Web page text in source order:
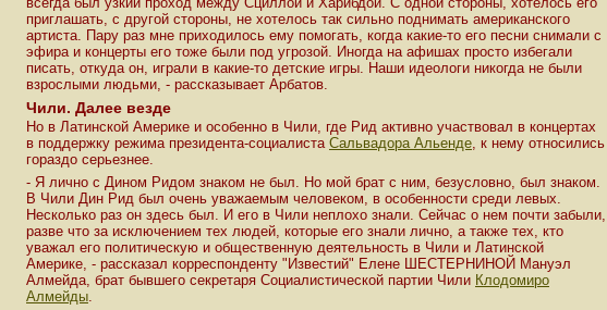
приглашать, с другой стороны, не хотелось так сильно поднимать американского
артиста. Пару раз мне приходилось ему помогать, когда какие-то его песни снимали с
эфира и концерты его тоже были под угрозой. Иногда на афишах просто избегали
писать, откуда он, играли в какие-то детские игры. Наши идеологи никогда не были
взрослыми людьми, - рассказывает Арбатов.
Чили. Далее везде
Но в Латинской Америке и особенно в Чили, где Рид активно участвовал в концертах
в поддержку режима президента-социалиста Сальвадора Альенде, к нему относились
гораздо серьезнее.
- Я лично с Дином Ридом знаком не был. Но мой брат с ним, безусловно, был знаком.
В Чили Дин Рид был очень уважаемым человеком, в особенности среди левых.
Несколько раз он здесь был. И его в Чили неплохо знали. Сейчас о нем почти забыли,
разве что за исключением тех людей, которые его знали лично, а также тех, кто
уважал его политическую и общественную деятельность в Чили и Латинской
Америке, - рассказал корреспонденту "Известий" Елене ШЕСТЕРНИНОЙ Мануэл
Алмейда, брат бывшего секретаря Социалистической партии Чили Клодомиро
Алмейды.